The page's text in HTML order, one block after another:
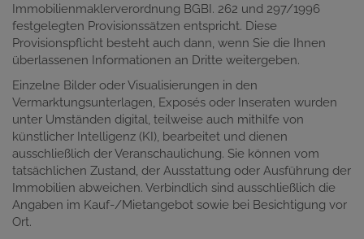
Immobilienmaklerverordnung BGBI. 262 und 297/1996
festgelegten Provisionssätzen entspricht. Diese
Provisionspflicht besteht auch dann, wenn Sie die Ihnen
überlassenen Informationen an Dritte weitergeben.
Einzelne Bilder oder Visualisierungen in den
Vermarktungsunterlagen, Exposés oder Inseraten wurden
unter Umständen digital, teilweise auch mithilfe von
künstlicher Intelligenz (KI), bearbeitet und dienen
ausschließlich der Veranschaulichung. Sie können vom
tatsächlichen Zustand, der Ausstattung oder Ausführung der
Immobilien abweichen. Verbindlich sind ausschließlich die
Angaben im Kauf-/Mietangebot sowie bei Besichtigung vor
Ort.